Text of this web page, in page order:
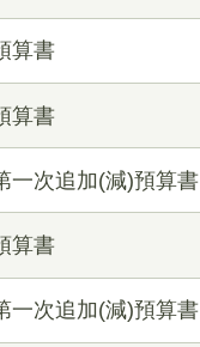
算書
算書
一次追加(減)預算書
算書
一次追加(減)預算書